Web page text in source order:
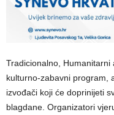
Tradicionalno,
kulturno-zabavni program,
izvođači koji će doprinijeti
blagdane. Organizatori